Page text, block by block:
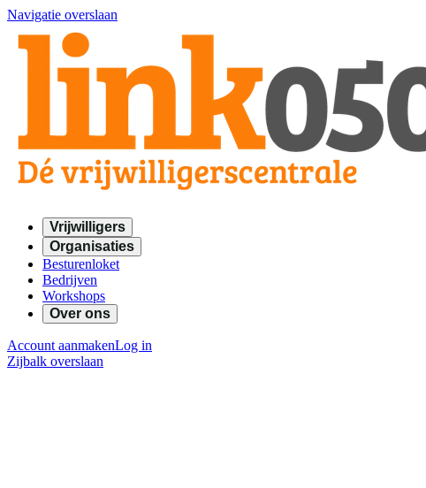
Navigatie overslaan
Vrijwilligers
Organisaties
Besturenloket
Bedrijven
Workshops
Over ons
Account aanmakenLog in
Zijbalk overslaan